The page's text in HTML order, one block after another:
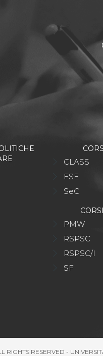
CLASS
FSE
SeC
PMW
RSPSC
RSPSC/I
SF
RIGHTS RESERVED -